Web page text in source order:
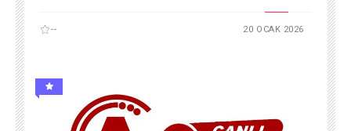
-- 20 OCAK 2026